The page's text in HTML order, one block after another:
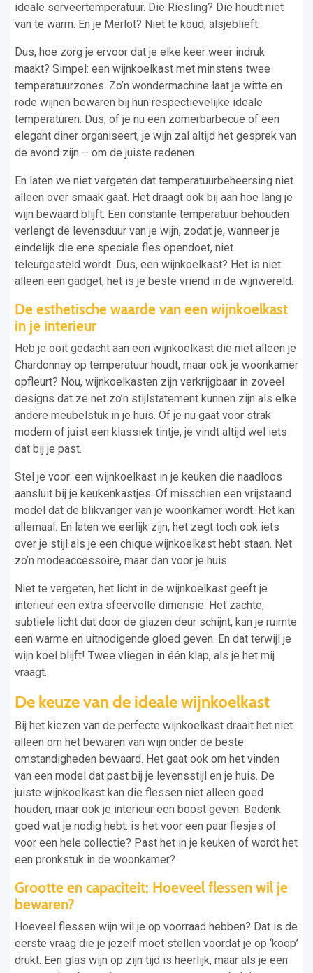
ideale serveertemperatuur. Die Riesling? Die houdt niet
van te warm. En je Merlot? Niet te koud, alsjeblieft.
Dus, hoe zorg je ervoor dat je elke keer weer indruk
maakt? Simpel: een wijnkoelkast met minstens twee
temperatuurzones. Zo’n wondermachine laat je witte en
rode wijnen bewaren bij hun respectievelijke ideale
temperaturen. Dus, of je nu een zomerbarbecue of een
elegant diner organiseert, je wijn zal altijd het gesprek van
de avond zijn – om de juiste redenen.
En laten we niet vergeten dat temperatuurbeheersing niet
alleen over smaak gaat. Het draagt ook bij aan hoe lang je
wijn bewaard blijft. Een constante temperatuur behouden
verlengt de levensduur van je wijn, zodat je, wanneer je
eindelijk die ene speciale fles opendoet, niet
teleurgesteld wordt. Dus, een wijnkoelkast? Het is niet
alleen een gadget, het is je beste vriend in de wijnwereld.
De esthetische waarde van een wijnkoelkast
in je interieur
Heb je ooit gedacht aan een wijnkoelkast die niet alleen je
Chardonnay op temperatuur houdt, maar ook je woonkamer
opfleurt? Nou, wijnkoelkasten zijn verkrijgbaar in zoveel
designs dat ze net zo’n stijlstatement kunnen zijn als elke
andere meubelstuk in je huis. Of je nu gaat voor strak
modern of juist een klassiek tintje, je vindt altijd wel iets
dat bij je past.
Stel je voor: een wijnkoelkast in je keuken die naadloos
aansluit bij je keukenkastjes. Of misschien een vrijstaand
model dat de blikvanger van je woonkamer wordt. Het kan
allemaal. En laten we eerlijk zijn, het zegt toch ook iets
over je stijl als je een chique wijnkoelkast hebt staan. Net
zo’n modeaccessoire, maar dan voor je huis.
Niet te vergeten, het licht in de wijnkoelkast geeft je
interieur een extra sfeervolle dimensie. Het zachte,
subtiele licht dat door de glazen deur schijnt, kan je ruimte
een warme en uitnodigende gloed geven. En dat terwijl je
wijn koel blijft! Twee vliegen in één klap, als je het mij
vraagt.
De keuze van de ideale wijnkoelkast
Bij het kiezen van de perfecte wijnkoelkast draait het niet
alleen om het bewaren van wijn onder de beste
omstandigheden bewaard. Het gaat ook om het vinden
van een model dat past bij je levensstijl en je huis. De
juiste wijnkoelkast kan die flessen niet alleen goed
houden, maar ook je interieur een boost geven. Bedenk
goed wat je nodig hebt: is het voor een paar flesjes of
voor een hele collectie? Past het in je keuken of wordt het
een pronkstuk in de woonkamer?
Grootte en capaciteit: Hoeveel flessen wil je
bewaren?
Hoeveel flessen wijn wil je op voorraad hebben? Dat is de
eerste vraag die je jezelf moet stellen voordat je op ‘koop’
drukt. Een glas wijn op zijn tijd is heerlijk, maar als je een